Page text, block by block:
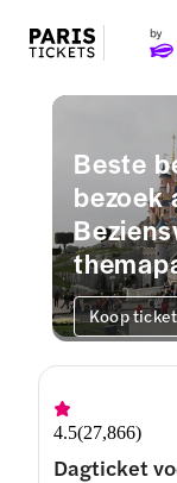
Beste
bezoek
Koop
4.5(27,866)
Dagticket